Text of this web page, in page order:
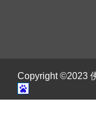
Copyright ©2023